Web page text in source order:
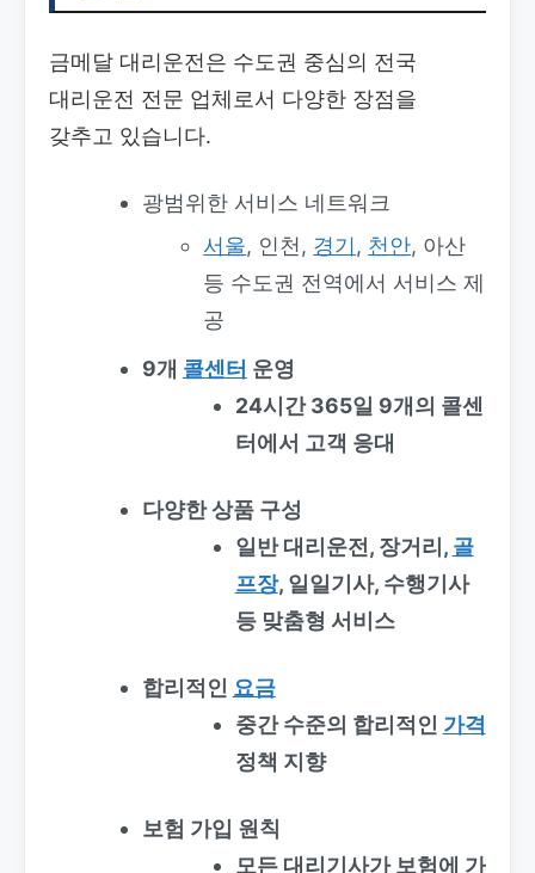
금메달 대리운전은 수도권 중심의 전국
대리운전 전문 업체로서 다양한 장점을
갖추고 있습니다.
광범위한 서비스 네트워크
서울, 인천, 경기, 천안, 아산
등 수도권 전역에서 서비스 제
공
9개 콜센터 운영
24시간 365일 9개의 콜센
터에서 고객 응대
다양한 상품 구성
일반 대리운전, 장거리, 골
프장, 일일기사, 수행기사
등 맞춤형 서비스
합리적인 요금
중간 수준의 합리적인 가격
정책 지향
보험 가입 원칙
모든 대리기사가 보험에 가